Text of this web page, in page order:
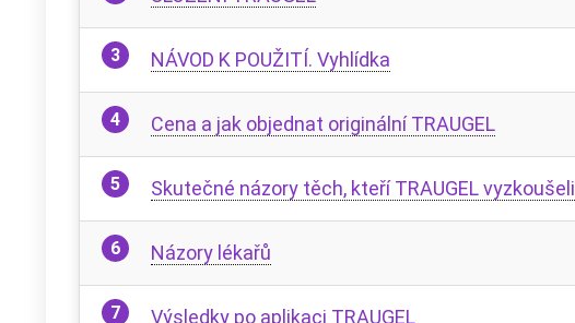
NÁVOD K POUŽITÍ. Vyhlídka
Cena a jak objednat originální TRAUGEL
Skutečné názory těch, kteří TRAUGEL vyzkoušeli
Názory lékařů
Výsledky po aplikaci TRAUGEL